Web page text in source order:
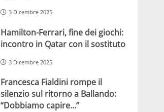
3 Dicembre 2025
Hamilton-Ferrari, fine dei giochi:
incontro in Qatar con il sostituto
3 Dicembre 2025
Francesca Fialdini rompe il
silenzio sul ritorno a Ballando:
“Dobbiamo capire…”